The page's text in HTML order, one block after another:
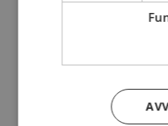
LOGGA IN